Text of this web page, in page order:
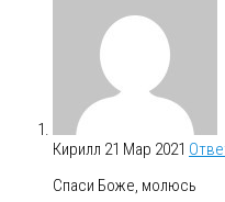
Кирилл 21 Мар 2021
Спаси Боже, молюсь